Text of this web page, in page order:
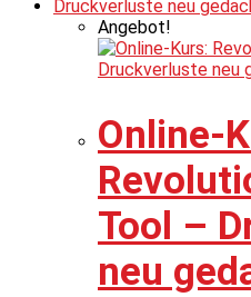
Angebot!
Online-
Tool –
neu